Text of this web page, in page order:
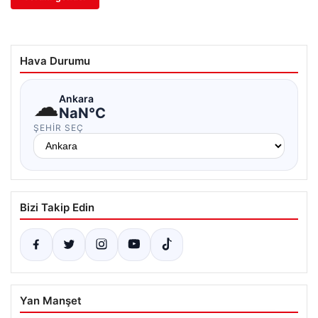
Hava Durumu
☁Ankara
NaN°C
ŞEHIR SEÇ
Bizi Takip Edin
Yan Manşet